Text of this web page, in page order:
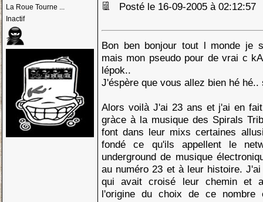
La Roue Tourne ...
Inactif
Posté le 16-09-2005 à
Bon ben bonjour tout l monde je
mais mon pseudo pour de vrai c
lépok..
J'éspère que vous allez bien hé
Alors voilà J'ai 23 ans et j'ai en
gràce à la musique des Spirals
font dans leur mixs certaines
fondé ce qu'ils appellent le
underground de musique
au numéro 23 et à leur histoire.
qui avait croisé leur chemin et
l'origine du choix de ce